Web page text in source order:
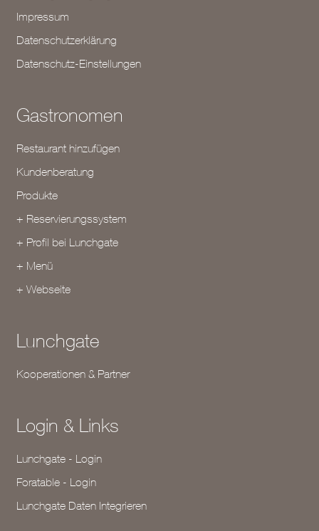
Impressum
Datenschutzerklärung
Datenschutz-Einstellungen
Gastronomen
Restaurant hinzufügen
Kundenberatung
Produkte
+ Reservierungssystem
+ Profil bei Lunchgate
+ Menü
+ Webseite
Lunchgate
Kooperationen & Partner
Login & Links
Lunchgate - Login
Foratable - Login
Lunchgate Daten Integrieren